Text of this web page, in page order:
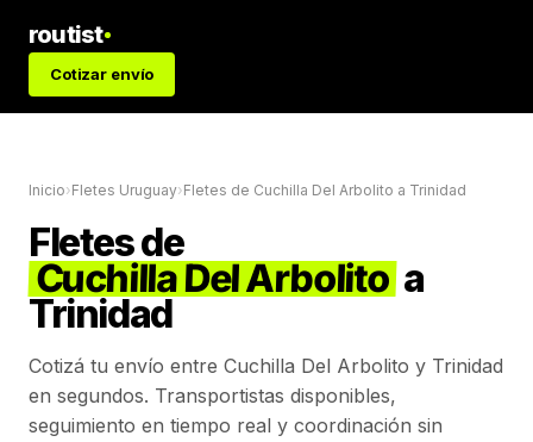
routist
Cotizar envío
Inicio›Fletes Uruguay›Fletes de Cuchilla Del Arbolito a Trinidad
Fletes de
Cuchilla Del Arbolito a
Trinidad
Cotizá tu envío entre Cuchilla Del Arbolito y Trinidad
en segundos. Transportistas disponibles,
seguimiento en tiempo real y coordinación sin